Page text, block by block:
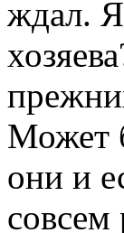
ждал. Я
Может
они и
совсем